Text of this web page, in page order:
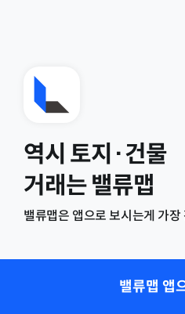
역시 토지·건물
거래는 밸류맵
밸류맵은 앱으로 보시는게 가장
밸류맵 앱